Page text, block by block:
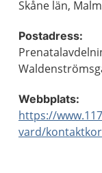
Skåne län,
Postadress:
Webbplats:
https://
vard/